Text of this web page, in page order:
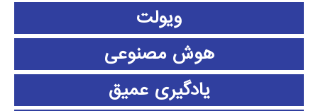
ویولت
هوش مصنوعی
یادگیری عمیق